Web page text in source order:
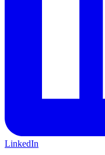
LinkedIn